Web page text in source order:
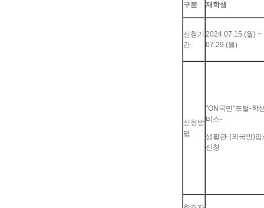
구분 재학생
신청기
간
2024.07.15.(월) ~
07.29.(월)
신청방
법
"ON국민"포털-학
비스-
생활관-(외국인)입
신청